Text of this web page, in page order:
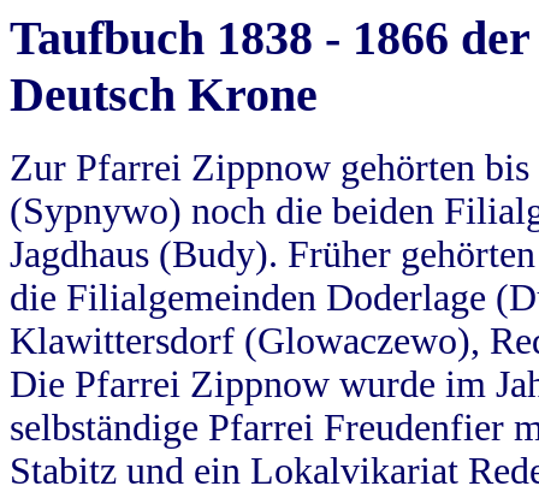
Taufbuch 1838 - 1866
Deutsch Krone
Zur Pfarrei Zippnow gehörten
(Sypnywo) noch die beiden
Jagdhaus (Budy). Früher
die Filialgemeinden Doderlage
Klawittersdorf (Glowaczewo),
Die Pfarrei Zippnow wurde im
selbständige Pfarrei Freudenfier
Stabitz und ein Lokalvikariat